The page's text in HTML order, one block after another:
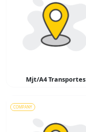
Mjt/A4 Transportes
COMPANY